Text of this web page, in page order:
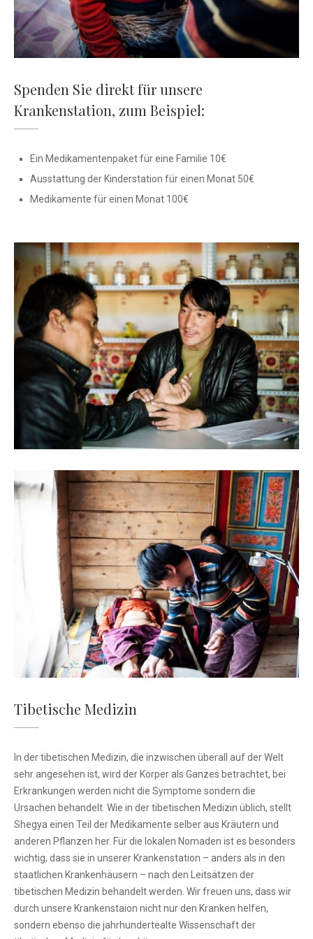
Spenden Sie direkt für unsere
Krankenstation, zum Beispiel:
Ein Medikamentenpaket für eine Familie 10€
Ausstattung der Kinderstation für einen Monat 50€
Medikamente für einen Monat 100€
Tibetische Medizin
In der tibetischen Medizin, die inzwischen überall auf der Welt
sehr angesehen ist, wird der Körper als Ganzes betrachtet, bei
Erkrankungen werden nicht die Symptome sondern die
Ursachen behandelt. Wie in der tibetischen Medizin üblich, stellt
Shegya einen Teil der Medikamente selber aus Kräutern und
anderen Pflanzen her. Für die lokalen Nomaden ist es besonders
wichtig, dass sie in unserer Krankenstation – anders als in den
staatlichen Krankenhäusern – nach den Leitsätzen der
tibetischen Medizin behandelt werden. Wir freuen uns, dass wir
durch unsere Krankenstaion nicht nur den Kranken helfen,
sondern ebenso die jahrhundertealte Wissenschaft der